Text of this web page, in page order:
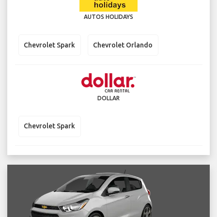
AUTOS HOLIDAYS
Chevrolet Spark Chevrolet Orlando
DOLLAR
Chevrolet Spark